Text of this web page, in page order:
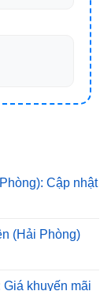
Cập nhật
(Hải Phòng)
Giá khuyến mãi